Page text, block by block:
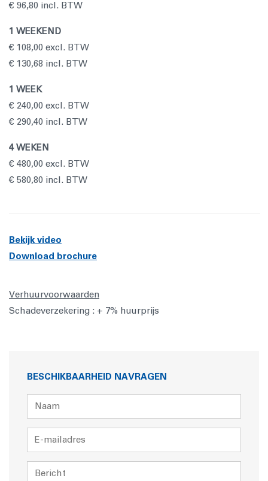
€ 96,80 incl. BTW
1 WEEKEND
€ 108,00 excl. BTW
€ 130,68 incl. BTW
1 WEEK
€ 240,00 excl. BTW
€ 290,40 incl. BTW
4 WEKEN
€ 480,00 excl. BTW
€ 580,80 incl. BTW
Bekijk video
Download brochure
Verhuurvoorwaarden
Schadeverzekering : + 7% huurprijs
BESCHIKBAARHEID NAVRAGEN